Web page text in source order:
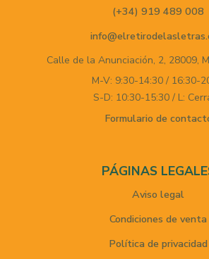
(+34) 919 489 008
Calle de la Anunciación, 2, 28009,
M-V: 9:30-14:30 / 16:30-
S-D: 10:30-15:30 / L:
Formulario de
PÁGINAS
Aviso legal
Condiciones de venta
Política de privacidad